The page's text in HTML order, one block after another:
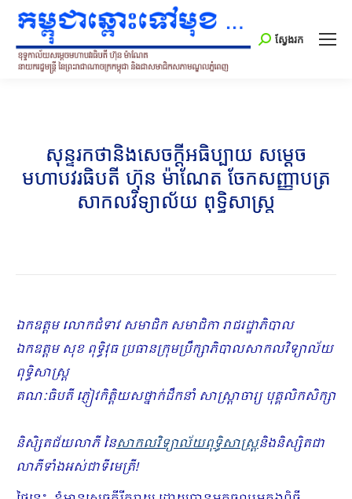
Search:
ស្វែងរក
សុន្ទរកថានិងសេចក្ដីអធិប្បាយ សម្ដេច
មហាបវរធិបតី ហ៊ុន​ ម៉ាណែត ចែកសញ្ញាបត្រ
សាកលវិទ្យាល័យ ពុទ្ធិសាស្ត្រ
ឯកឧត្តម លោកជំទាវ សមាជិក សមាជិការាជរដ្ឋាភិបាល
ឯកឧត្តម សុខ ពុទ្ធិវុធ ប្រធានក្រុមប្រឹក្សាភិបាលសាកលវិទ្យាល័យ
ពុទ្ធិសាស្ត្រ
គណៈធិបតី ភ្ញៀវកិត្តិយសថ្នាក់ដឹកនាំ​ សាស្រ្តាចារ្យ បុគ្គលិកសិក្សា
និសិ្សតជ័យលាភី នៃសាកលវិទ្យាល័យពុទ្ធិសាស្ត្រនិងនិស្សិតជា
លាភីទាំងអស់ជាទីមេត្រី!